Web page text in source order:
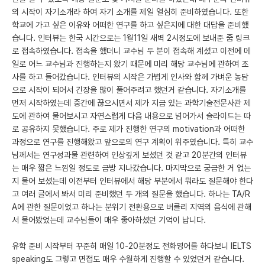
의 시작이 자기소개라 하여 자기 소개를 제일 열심히 준비하였습니다. 또한
학교에 가고 싶은 이유와 어떠한 연구를 하고 싶은지에 대한 대답을 준비했
습니다. 인터뷰는 한국 시간으로는 1월11일 새벽 2시정도에 보내준 줌 링크
로 접속하였습니다. 접속을 했더니 교수님 두 분이 접속해 계셨고 이전에 메
일로 어느 교수님과 진행하는지 왔기 때문에 미리 해당 교수님에 관하여 조
사를 하고 들어갔습니다. 인터뷰의 시작은 가볍게 인사와 함께 가벼운 농담
으로 시작이 되어서 긴장을 많이 풀어주려고 했던거 같습니다. 자기소개를
먼저 시작하였는데 중간에 끊으시면서 제가 지금 있는 과학기술전문사관 제
도에 관하여 물어보시고 자연스럽게 다음 내용으로 넘어가서 슬라이드는 따
로 공유하지 못했습니다. 주로 제가 진행한 연구의 motivation과 어떠한
과정으로 연구를 진행해왔고 앞으로의 연구 계획이 위주였습니다. 특히 교수
님께서는 연구성과물 관련하여 인상깊게 보셨던 것 같고 20분간의 인터뷰
는 매우 짧은 느낌일 정도로 금방 지나갔습니다. 마지막으로 궁금한 거 없는
지 물어 보셨는데 이전부터 인터뷰에서 해당 부분에서 뭐라도 질문해야 한다
고 여러 글에서 봐서 미리 준비했던 두 개의 질문을 했습니다. 하나는 TA/R
A에 관한 질문이었고 하나는 분위기 전환용으로 버클리 지역의 음식에 관해
서 물어봤었는데 교수님들이 매우 좋아하셨던 기억이 납니다.
유학 준비 시작부터 꾸준히 매일 10-20분정도 전화영어를 하다보니 IELTS
speaking도 그렇고 면접도 매우 수월하게 진행할 수 있었던거 같습니다.